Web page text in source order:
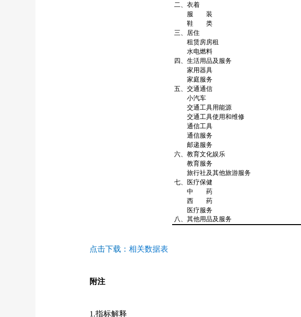
二、衣着
服 装
鞋 类
三、居住
租赁房房租
水电燃料
四、生活用品及服务
家用器具
家庭服务
五、交通通信
小汽车
交通工具用能源
交通工具使用和维修
通信工具
通信服务
邮递服务
六、教育文化娱乐
教育服务
旅行社及其他旅游服务
七、医疗保健
中 药
西 药
医疗服务
八、其他用品及服务
点击下载： 相关数据表
附注
1.指标解释